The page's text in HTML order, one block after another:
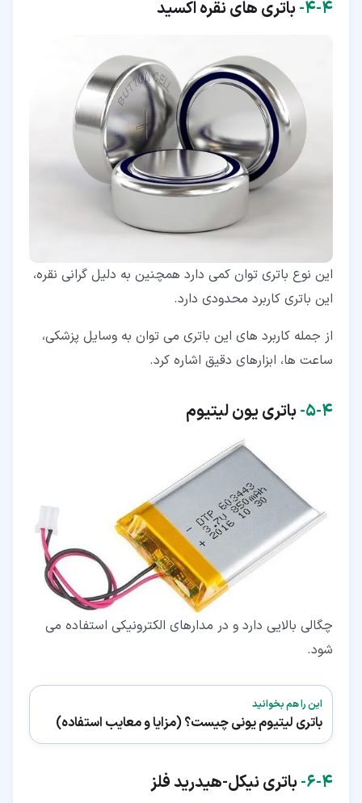
۴‏-‏۴‏- باتری های نقره اکسید
این نوع باتری توان کمی دارد همچنین به دلیل گرانی نقره،
این باتری کاربرد محدودی دارد.
از جمله کاربرد های این باتری می توان به وسایل پزشکی،
ساعت ها، ابزارهای دقیق اشاره کرد.
۴‏-‏۵‏- باتری یون لیتیوم
چگالی بالایی دارد و در مدارهای الکترونیکی استفاده می
شود.
این را هم بخوانید
باتری لیتیوم یونی چیست؟ (مزایا و معایب استفاده)
۴‏-‏۶‏- باتری نیکل-هیدرید فلز